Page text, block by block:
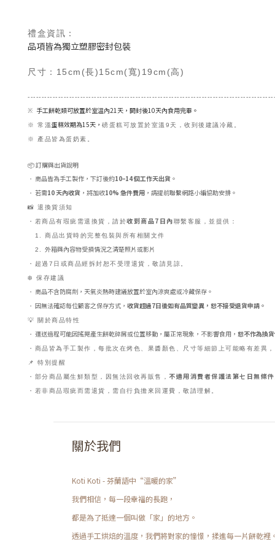
禮盒資訊：
品項皆為獨立塑膠密封包裝
尺寸：15cm(長)15cm(寬)19cm(高)
-------------------------------------------------------------------------------------
※ 手工餅乾類可放置於室溫內21天，開封後10天內食用完畢。
※ 常溫蛋糕效期為15天， 磅蛋糕可放置於室溫9天，收到後建議冷藏。
※ 產品皆為蛋奶素。
📦 訂購與出貨說明
・ 商品皆為手工製作，下訂後約10–14 個工作天出貨。
・ 若需10 天內收貨，將加收10% 急件費用，請提前聯繫網路小編協助安排。
📸 退換貨須知
・若商品有瑕疵需退換貨，請於收到商品7日內聯繫客服，並提供：
1. 商品出貨時的完整包裝與所有相關文件
2. 外箱與內容物受損情況之清楚照片或影片
・超過7日或商品經拆封恕不受理退貨，敬請見諒。
❄️ 保存建議
・ 商品不含防腐劑，天氣炎熱時建議放置於室內涼爽處或冷藏保存。
・ 因無法確認每位顧客之保存方式， 收貨超過7日後如有品質變異，恕不接受退貨申請。
💡 關於商品特性
・ 運送過程可能因搖晃產生餅乾碎屑或位置移動，屬正常現象，不影響食用， 恕不作為換
・商品皆為手工製作，每批次在烤色、果醬顏色、尺寸等細節上可能略有差異，
📌 特別提醒
・部分商品屬生鮮類型，因無法回收再販售， 不適用消費者保護法第七日無條
・若非商品瑕疵而需退貨，需自行負擔來回運費，敬請理解。
關於我們
Koti Koti - 芬蘭語中“溫暖的家”
我們相信，每一段幸福的長跑，
都是為了抵達一個叫做「家」的地方。
透過手工烘焙的溫度，我們將對家的憧憬，揉進每一片餅乾裡